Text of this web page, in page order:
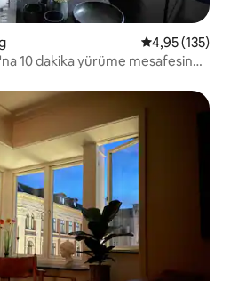
5 üzerinden
4,95 (135)
10 dakika yürüme mesafesinde
en beğenilenler arasında